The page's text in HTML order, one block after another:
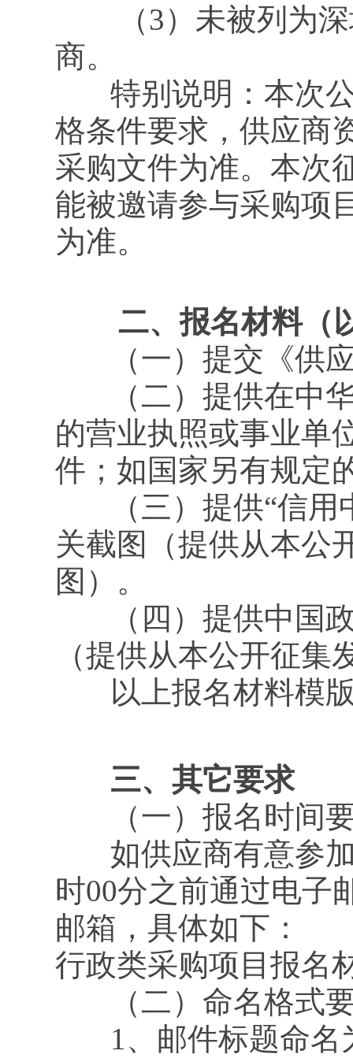
（3）未被列为深
商。
特别说明：本次公
格条件要求，供应商
采购文件为准。本次
能被邀请参与采购项
为准。
二、报名材料（以
（一）提交《供应
（二）提供在中华
的营业执照或事业单
件；如国家另有规定
（三）提供“信用中
关截图（提供从本公
图）。
（四）提供中国政
（提供从本公开征
以上报名材料模版
三、其它要求
（一）报名时间
如供应商有意参加
时00分之前通过电子
邮箱，具体如下：
行政类采购项目报名
（二）命名格式
1、邮件标题命名